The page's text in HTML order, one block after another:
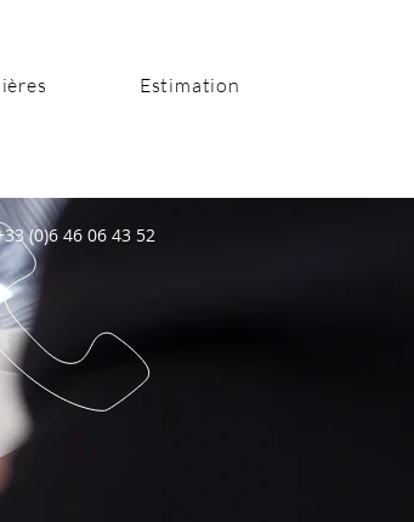
Estimation
(0)6 46 06 43 52